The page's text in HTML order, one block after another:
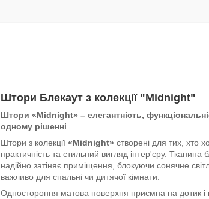
Штори Блекаут з колекції "Midnight"
Штори «Midnight» – елегантність,
одному рішенні
Штори з колекції «Midnight» створені для тих, хто
практичність та стильний вигляд інтер'єру. Тканина
надійно затіняє приміщення, блокуючи сонячне
важливо для спальні чи дитячої кімнати.
Одностороння матова поверхня приємна на дотик і